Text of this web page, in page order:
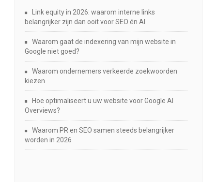
Link equity in 2026: waarom interne links
belangrijker zijn dan ooit voor SEO én AI
Waarom gaat de indexering van mijn website in
Google niet goed?
Waarom ondernemers verkeerde zoekwoorden
kiezen
Hoe optimaliseert u uw website voor Google AI
Overviews?
Waarom PR en SEO samen steeds belangrijker
worden in 2026